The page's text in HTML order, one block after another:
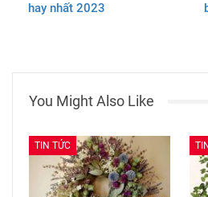
hay nhất 2023
You Might Also Like
TIN TỨC